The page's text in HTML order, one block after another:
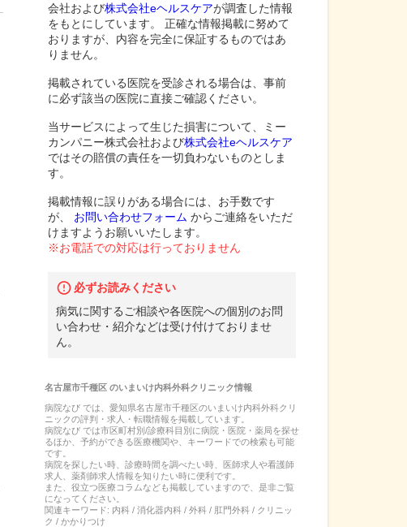
会社および株式会社eヘルスケアが調査した情報
をもとにしています。 正確な情報掲載に努めて
おりますが、内容を完全に保証するものではあ
りません。
掲載されている医院を受診される場合は、事前
に必ず該当の医院に直接ご確認ください。
当サービスによって生じた損害について、ミー
カンパニー株式会社および株式会社eヘルスケア
ではその賠償の責任を一切負わないものとしま
す。
掲載情報に誤りがある場合には、お手数です
が、
お問い合わせフォーム からご連絡をいただ
けますようお願いいたします。
※お電話での対応は行っておりません
必ずお読みください
病気に関するご相談や各医院への個別のお問
い合わせ・紹介などは受け付けておりませ
ん。
名古屋市千種区のいまいけ内科外科クリニック情報
病院なび では、 愛知県名古屋市千種区のいまいけ内科外科クリ
ニックの評判・求人・転職情報を掲載しています。
病院なび では市区町村別/診療科目別に病院・医院・薬局を探せ
るほか、予約ができる医療機関や、キーワードでの検索も可能
です。
病院を探したい時、診療時間を調べたい時、医師求人や看護師
求人、薬剤師求人情報を知りたい時に便利です。
また、役立つ医療コラムなども掲載していますので、是非ご覧
になってください。
関連キーワード: 内科 / 消化器内科 / 外科 / 肛門外科 / クリニッ
ク / かかりつけ